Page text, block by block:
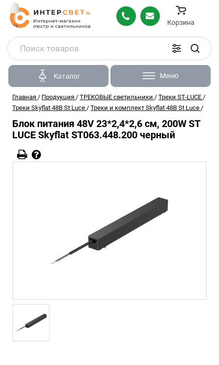
Корзина
Каталог Меню
Главная / Продукция / ТРЕКОВЫЕ светильники / Треки ST-LUCE /
Треки Skyflat 48В St Luce / Треки и комплект Skyflat 48В St Luce /
Блок питания 48V 23*2,4*2,6 см, 200W ST
LUCE Skyflat ST063.448.200 черный